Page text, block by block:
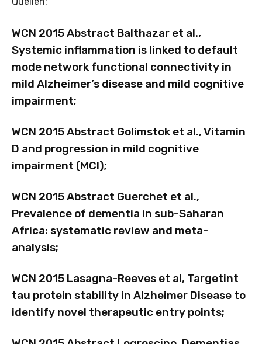
WCN 2015 Abstract Balthazar et al.,
Systemic inflammation is linked to default
mode network functional connectivity in
mild Alzheimer’s disease and mild cognitive
impairment;
WCN 2015 Abstract Golimstok et al., Vitamin
D and progression in mild cognitive
impairment (MCI);
WCN 2015 Abstract Guerchet et al.,
Prevalence of dementia in sub-Saharan
Africa: systematic review and meta-
analysis;
WCN 2015 Lasagna-Reeves et al, Targetint
tau protein stability in Alzheimer Disease to
identify novel therapeutic entry points;